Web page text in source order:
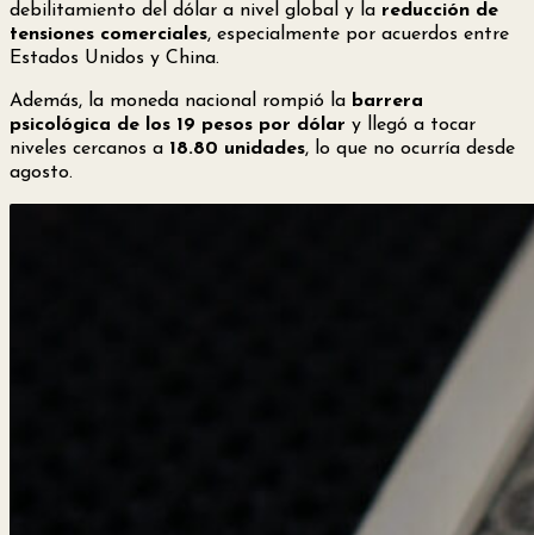
debilitamiento del dólar a nivel global y la reducción de
tensiones comerciales, especialmente por acuerdos entre
Estados Unidos y China.
Además, la moneda nacional rompió la barrera
psicológica de los 19 pesos por dólar y llegó a tocar
niveles cercanos a 18.80 unidades, lo que no ocurría desde
agosto.